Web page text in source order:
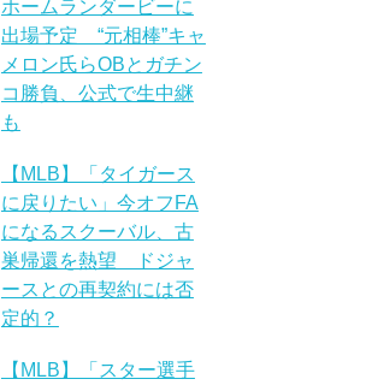
ホームランダービーに
出場予定 “元相棒”キャ
メロン氏らOBとガチン
コ勝負、公式で生中継
も
【MLB】「タイガース
に戻りたい」今オフFA
になるスクーバル、古
巣帰還を熱望 ドジャ
ースとの再契約には否
定的？
【MLB】「スター選手